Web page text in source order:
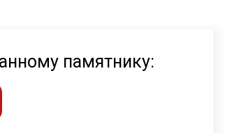
памятнику: